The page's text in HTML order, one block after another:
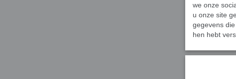
we onze
u onze site
gegevens
hen hebt